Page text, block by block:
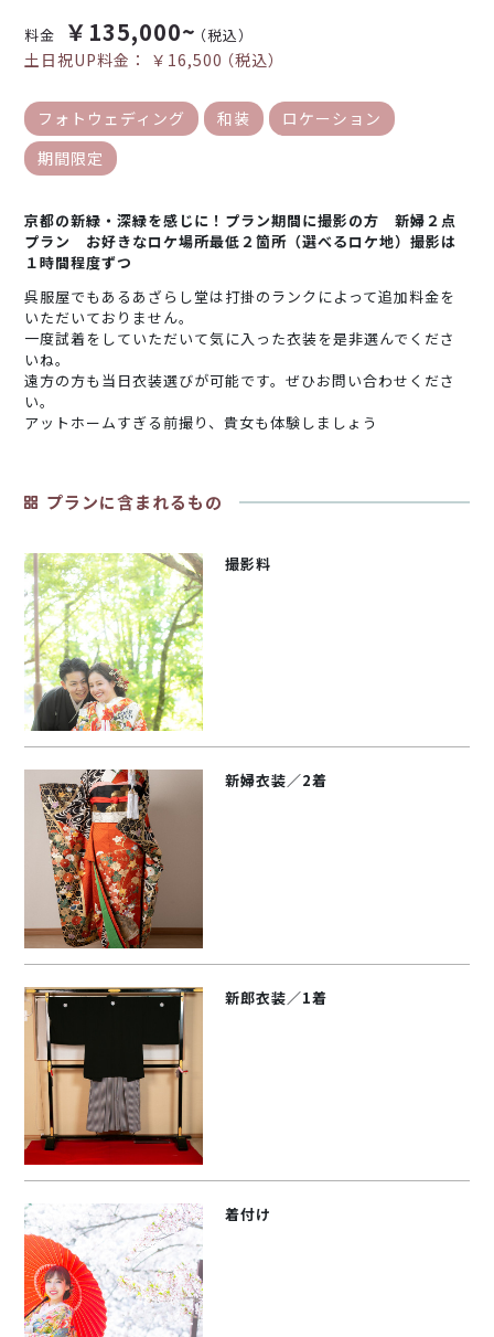
料金 ￥135,000~（税込）
土日祝UP料金： ￥16,500（税込）
フォトウェディング 和装
ロケーション
期間限定
京都の新緑・深緑を感じに！プラン期間に撮影の方 新婦２点
プラン お好きなロケ場所最低２箇所（選べるロケ地）撮影は
１時間程度ずつ
呉服屋でもあるあざらし堂は打掛のランクによって追加料金を
いただいておりません。
一度試着をしていただいて気に入った衣装を是非選んでくださ
いね。
遠方の方も当日衣装選びが可能です。ぜひお問い合わせくださ
い。
アットホームすぎる前撮り、貴女も体験しましょう
プランに含まれるもの
撮影料
新婦衣装／2着
新郎衣装／1着
着付け